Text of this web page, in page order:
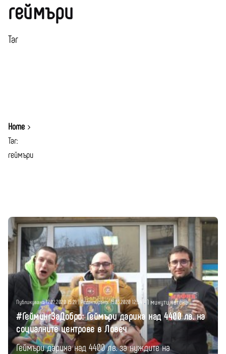
геймъри
Таг
Home
Таг:
геймъри
Публикувано от
Момчил Цонев
Публикувано 12.02.2020 15:21 | Редактирано: 15.03.2020 12:54 1 минути четене
#ГеймингЗаДобро: Геймъри дариха над 4400 лв. на
социалните центрове в Ловеч
Геймъри дариха над 4400 лв. за нуждите на